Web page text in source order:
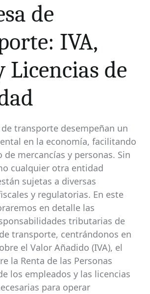
de
IVA,
Licencias de
de transporte desempeñan un
en la economía, facilitando
mercancías y personas. Sin
cualquier otra entidad
sujetas a diversas
y regulatorias. En este
en detalle las
tributarias de
transporte, centrándonos en
el Valor Añadido (IVA), el
la Renta de las Personas
los empleados y las licencias
para operar